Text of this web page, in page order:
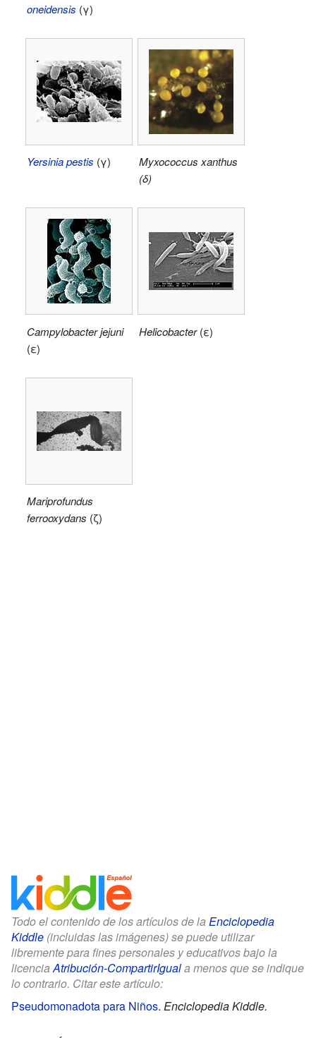
oneidensis (γ)
Yersinia pestis (γ)
Myxococcus xanthus
(δ)
Campylobacter jejuni
(ε)
Helicobacter(ε)
Mariprofundus
ferrooxydans (ζ)
Todo el contenido de los artículos de la Enciclopedia
Kiddle (incluidas las imágenes) se puede utilizar
libremente para fines personales y educativos bajo la
licenciaAtribución-CompartirIguala menos que se indique
lo contrario. Citar este artículo:
Pseudomonadota para Niños. Enciclopedia Kiddle.